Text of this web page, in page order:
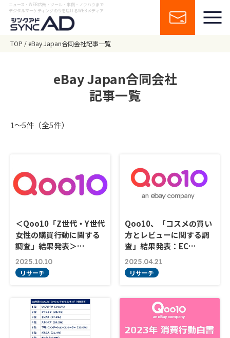
ニュース・WEB広告・ツール・事例・ノウハウまで
デジタルマーケティングの今を届けるWEBメディア
TOP eBay Japan合同会社記事一覧
eBay Japan合同会社
記事一覧
1〜5件（全5件）
＜Qoo10「Z世代・Y世代
女性の購買行動に関する
調査」結果発表＞…
2025.10.10
リサーチ
Qoo10、「コスメの買い
方とレビューに関する調
査」結果発表：EC…
2025.04.21
リサーチ